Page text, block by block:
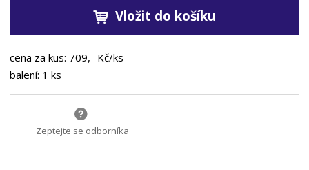
Vložit do košíku
cena za kus: 709,- Kč/ks
balení: 1 ks
Zeptejte se odborníka